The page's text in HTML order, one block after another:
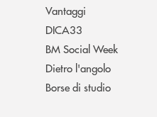
Vantaggi
DICA33
BM Social Week
Dietro l'angolo
Borse di studio